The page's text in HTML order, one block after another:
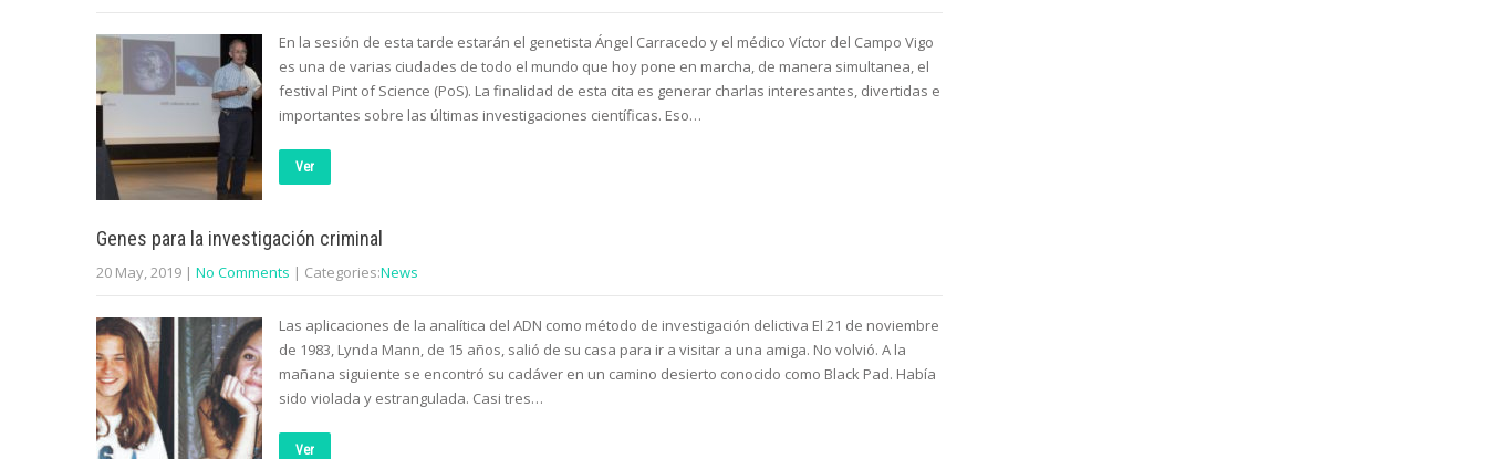
En la sesión de esta tarde estarán el genetista Ángel Carracedo y el médico Víctor del Campo Vigo
es una de varias ciudades de todo el mundo que hoy pone en marcha, de manera simultanea, el
festival Pint of Science (PoS). La finalidad de esta cita es generar charlas interesantes, divertidas e
importantes sobre las últimas investigaciones científicas. Eso…
Ver
Genes para la investigación criminal
20 May, 2019 | No Comments | Categories:News
Las aplicaciones de la analítica del ADN como método de investigación delictiva El 21 de noviembre
de 1983, Lynda Mann, de 15 años, salió de su casa para ir a visitar a una amiga. No volvió. A la
mañana siguiente se encontró su cadáver en un camino desierto conocido como Black Pad. Había
sido violada y estrangulada. Casi tres…
Ver